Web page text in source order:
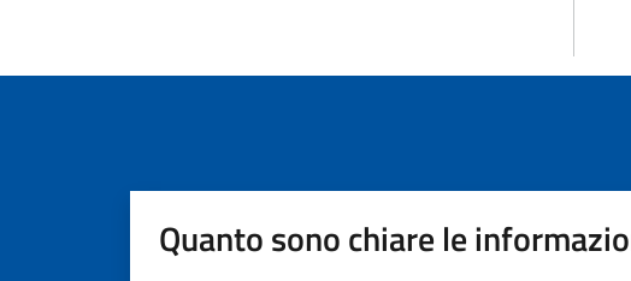
Quanto sono chiare le